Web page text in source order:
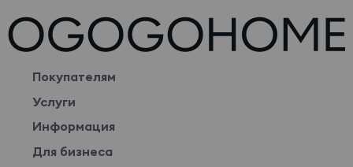
Покупателям
Услуги
Информация
Для бизнеса